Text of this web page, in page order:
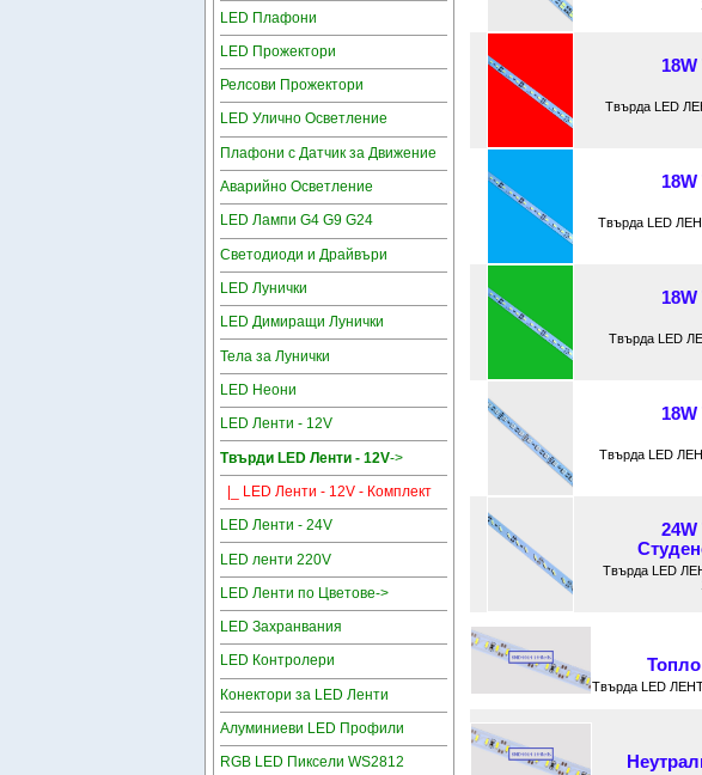
LED Плафони
LED Прожектори
Релсови Прожектори
LED Улично Осветление
Плафони с Датчик за Движение
Аварийно Осветление
LED Лампи G4 G9 G24
Светодиоди и Драйвъри
LED Лунички
LED Димиращи Лунички
Тела за Лунички
LED Неони
LED Ленти - 12V
Твърди LED Ленти - 12V->
|_ LED Ленти - 12V - Комплект
LED Ленти - 24V
LED ленти 220V
LED Ленти по Цветове->
LED Захранвания
LED Контролери
Конектори за LED Ленти
Алуминиеви LED Профили
RGB LED Пиксели WS2812
Твърда LED
Твърда LED
Твърда LED
Твърда LED
Твърда LED
Твърда LED